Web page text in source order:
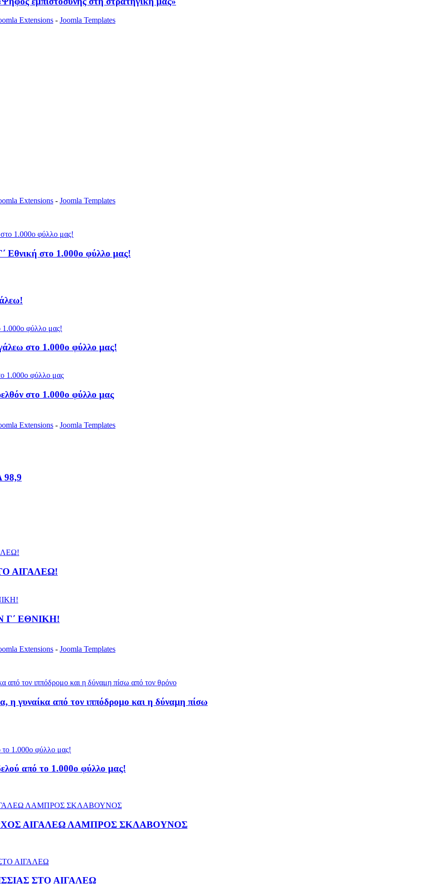
Extensions- Joomla Templates
Extensions- Joomla Templates
Εθνική στο 1.000ο φύλλο μας!
στο 1.000ο φύλλο μας!
στο 1.000ο φύλλο μας
Extensions- Joomla Templates
ΑΙΓΑΛΕΩ!
Γ΄ ΕΘΝΙΚΗ!
Extensions- Joomla Templates
η γυναίκα από τον ιππόδρομο και η δύναμη πίσω
από το 1.000ο φύλλο μας!
ΑΙΓΑΛΕΩ ΛΑΜΠΡΟΣ ΣΚΛΑΒΟΥΝΟΣ
ΣΤΟ ΑΙΓΑΛΕΩ